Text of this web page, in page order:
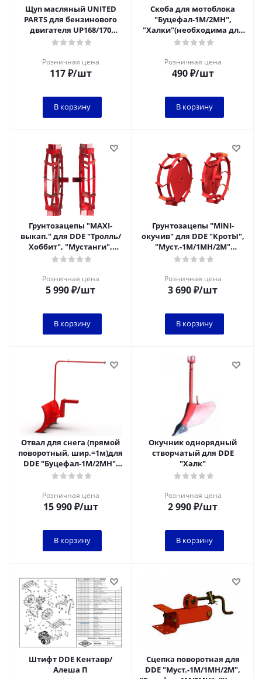
Щуп масляный UNITED
PARTS для бензинового
двигателя UP168/170
Ø18,5мм, длина 37мм, шт
Розничная цена
117₽/шт
В корзину
Скоба для мотоблока
"Буцефал-1М/2МН",
"Халки"(необходима для
присоединения
мотобл
Розничная цена
490₽/шт
В корзину
Грунтозацепы "MAXI-
выкап." для DDE "Тролль/
Хоббит", "Мустанги",
"Халк" ( втулка ф=30мм,
Розничная цена
5 990₽/шт
В корзину
Грунтозацепы "MINI-
окучив" для DDE "КротЫ",
"Муст.-1M/1MH/2М"
(втулка внутр. ф=25мм НО
Розничная цена
3 690₽/шт
В корзину
Отвал для снега (прямой
поворотный, шир.=1м)для
DDE "Буцефал-1M/2МН",
"Халки"
Розничная цена
15 990₽/шт
В корзину
Окучник однорядный
створчатый для DDE
"Халк"
Розничная цена
2 990₽/шт
В корзину
Штифт DDE Кентавр/
Алеша П
Сцепка поворотная для
DDE "Муст.-1M/1MH/2М",